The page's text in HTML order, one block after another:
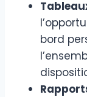
bord